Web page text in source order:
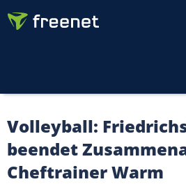
Volleyball:
beendet
Cheftrainer Warm